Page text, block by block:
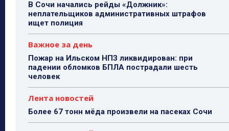
В Сочи начались рейды «Должник»:
неплательщиков административных штрафов
ищет полиция
Важное за день
Пожар на Ильском НПЗ ликвидирован: при
падении обломков БПЛА пострадали шесть
человек
Лента новостей
Более 67 тонн мёда произвели на пасеках Сочи